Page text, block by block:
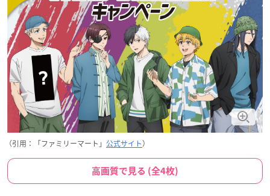
（引用：「ファミリーマート」 公式サイト）
高画質で見る (全4枚)